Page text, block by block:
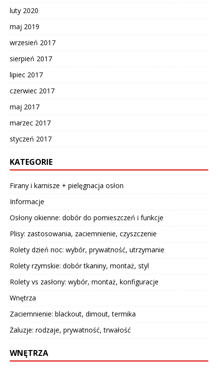
luty 2020
maj 2019
wrzesień 2017
sierpień 2017
lipiec 2017
czerwiec 2017
maj 2017
marzec 2017
styczeń 2017
KATEGORIE
Firany i karnisze + pielęgnacja osłon
Informacje
Osłony okienne: dobór do pomieszczeń i funkcje
Plisy: zastosowania, zaciemnienie, czyszczenie
Rolety dzień noc: wybór, prywatność, utrzymanie
Rolety rzymskie: dobór tkaniny, montaż, styl
Rolety vs zasłony: wybór, montaż, konfiguracje
Wnętrza
Zaciemnienie: blackout, dimout, termika
Żaluzje: rodzaje, prywatność, trwałość
WNĘTRZA